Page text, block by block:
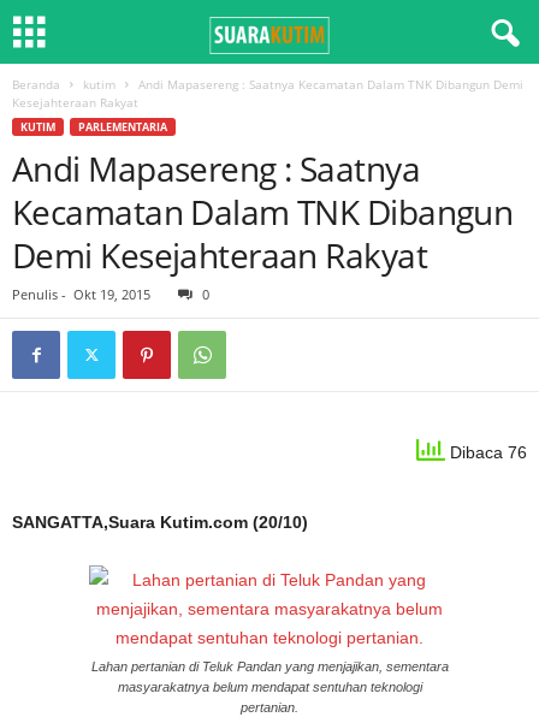
Beranda kutim
Andi Mapasereng : Saatnya Kecamatan Dalam TNK Dibangun Demi
Kesejahteraan Rakyat
KUTIM PARLEMENTARIA
Andi Mapasereng : Saatnya
Kecamatan Dalam TNK Dibangun
Demi Kesejahteraan Rakyat
Penulis - Okt 19, 2015 0
Dibaca 76
SANGATTA,Suara Kutim.com (20/10)
Lahan pertanian di Teluk Pandan yang menjajikan, sementara
masyarakatnya belum mendapat sentuhan teknologi
pertanian.